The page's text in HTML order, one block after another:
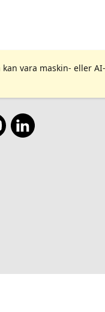
vara maskin- eller